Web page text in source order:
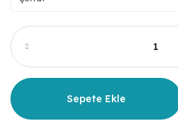
Sepete Ekle